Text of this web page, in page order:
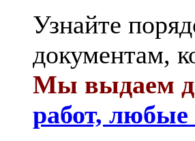
Узнайте
документам,
Мы выдаем
работ,